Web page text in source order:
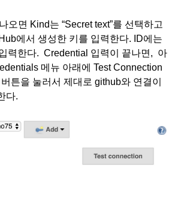
오면 Kind는 “Secret text”를 선택하고
에서 생성한 키를 입력한다. ID에는
력한다.  Credential 입력이 끝나면,  아
메뉴 아래에 Test Connection
튼을 눌러서 제대로 github와 연결이
다.